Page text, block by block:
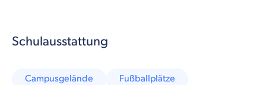
Schulausstattung
Campusgelände
Fußballplätze